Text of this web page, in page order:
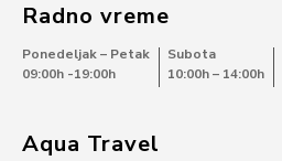
Radno vreme
Ponedeljak – Petak
09:00h -19:00h
Subota
10:00h – 14:00h
Aqua Travel